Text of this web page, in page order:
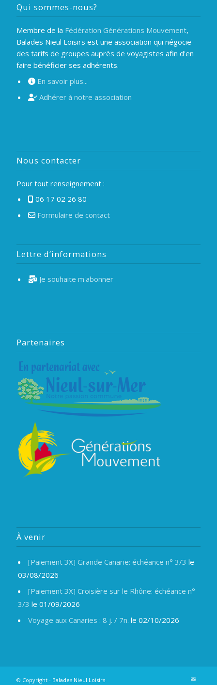
Qui sommes-nous?
Membre de la Fédération Générations Mouvement,
Balades Nieul Loisirs est une association qui négocie
des tarifs de groupes auprès de voyagistes afin d'en
faire bénéficier ses adhérents.
En savoir plus...
Adhérer à notre association
Nous contacter
Pour tout renseignement :
06 17 02 26 80
Formulaire de contact
Lettre d’informations
Je souhaite m'abonner
Partenaires
À venir
[Paiement 3X] Grande Canarie: échéance n° 3/3 le
03/08/2026
[Paiement 3X] Croisière sur le Rhône: échéance n°
3/3 le 01/09/2026
Voyage aux Canaries : 8 j. / 7n. le 02/10/2026
© Copyright - Balades Nieul Loisirs